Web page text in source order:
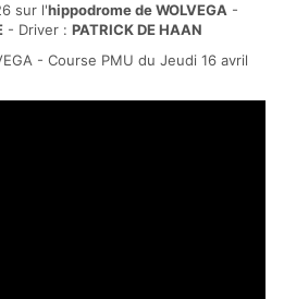
sur l'hippodrome de WOLVEGA -
- Driver : PATRICK DE HAAN
- Course PMU du Jeudi 16 avril